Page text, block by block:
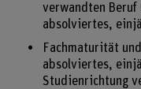
verwandten
absolviertes,
Fachmaturität
absolviertes,
Studienrichtung